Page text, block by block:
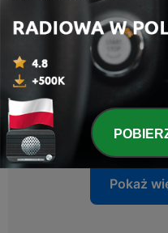
Cosmovisión de Reino
23 sty 2024
16 - jingle somos uno
04 wrz 2023
14 - Salmo 91
19 lip 2023
Pokaż